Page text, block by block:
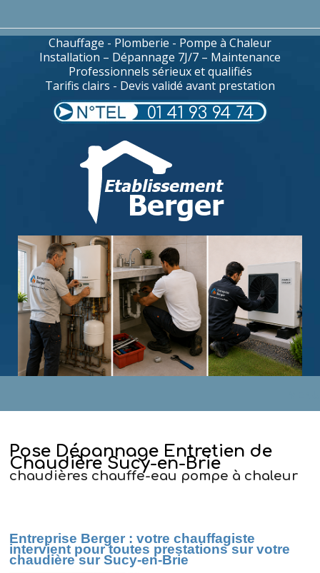
Chauffage - Plomberie - Pompe à Chaleur
Installation – Dépannage 7J/7 – Maintenance
Professionnels sérieux et qualifiés
Tarifis clairs - Devis validé avant prestation
01 41 93 94 74
Pose Dépannage Entretien de
Chaudière Sucy-en-Brie
chaudières chauffe-eau pompe à chaleur
Entreprise Berger : votre chauffagiste
intervient pour toutes prestations sur votre
chaudière sur Sucy-en-Brie